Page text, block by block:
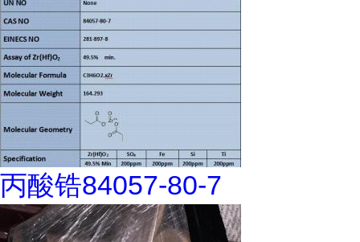
丙酸锆84057-80-7